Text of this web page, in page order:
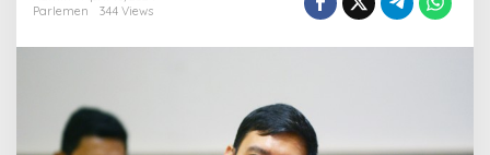
I
Parlemen
344 Views